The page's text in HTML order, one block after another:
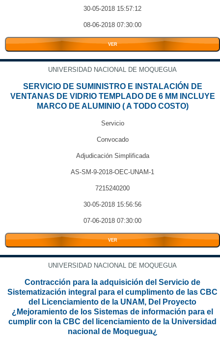
30-05-2018 15:57:12
08-06-2018 07:30:00
VER
UNIVERSIDAD NACIONAL DE MOQUEGUA
SERVICIO DE SUMINISTRO E INSTALACIÓN DE
VENTANAS DE VIDRIO TEMPLADO DE 6 MM INCLUYE
MARCO DE ALUMINIO ( A TODO COSTO)
Servicio
Convocado
Adjudicación Simplificada
AS-SM-9-2018-OEC-UNAM-1
7215240200
30-05-2018 15:56:56
07-06-2018 07:30:00
VER
UNIVERSIDAD NACIONAL DE MOQUEGUA
Contracción para la adquisición del Servicio de
Sistematización integral para el cumplimento de las CBC
del Licenciamiento de la UNAM, Del Proyecto
¿Mejoramiento de los Sistemas de información para el
cumplir con la CBC del licenciamiento de la Universidad
nacional de Moquegua¿